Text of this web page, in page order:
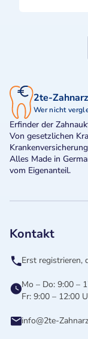
2te-
Wer nicht
Erfinder der
Von gesetzlichen
Alles Made in
vom Eigenanteil.
Kontakt
Erst registrieren,
Mo – Do: 9:00 –
Fr: 9:00 – 12:00
info@2te-